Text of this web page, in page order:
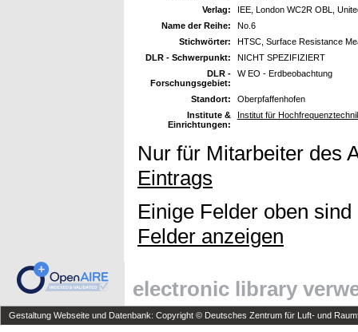
Verlag:
IEE, London WC2R OBL,
Name der Reihe:
No.6
Stichwörter:
HTSC, Surface Resistance
DLR - Schwerpunkt:
NICHT SPEZIFIZIERT
DLR -
Forschungsgebiet:
W EO - Erdbeobachtung
Standort:
Oberpfaffenhofen
Institute &
Einrichtungen:
Institut für
Nur für Mitarbeiter des
Eintrags
Einige Felder oben
Felder anzeigen
electronic library
Gestaltung Webseite und Datenbank: Copyright © Deutsches Zentrum für Luft- und